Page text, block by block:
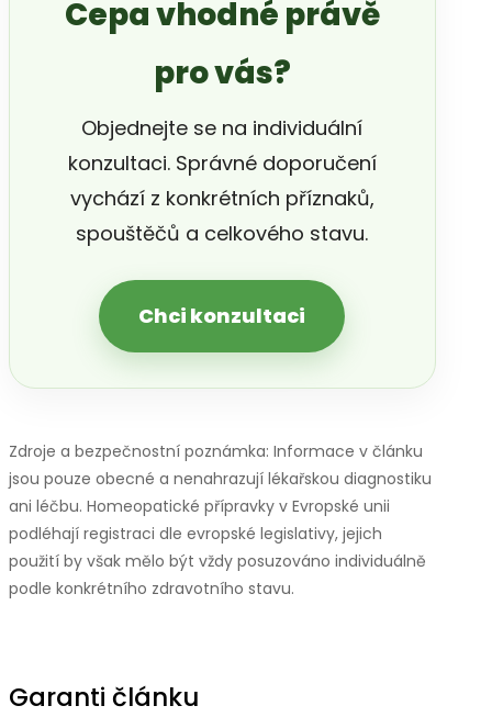
Cepa vhodné právě
pro vás?
Objednejte se na individuální
konzultaci. Správné doporučení
vychází z konkrétních příznaků,
spouštěčů a celkového stavu.
Chci konzultaci
Zdroje a bezpečnostní poznámka: Informace v článku
jsou pouze obecné a nenahrazují lékařskou diagnostiku
ani léčbu. Homeopatické přípravky v Evropské unii
podléhají registraci dle evropské legislativy, jejich
použití by však mělo být vždy posuzováno individuálně
podle konkrétního zdravotního stavu.
Garanti článku